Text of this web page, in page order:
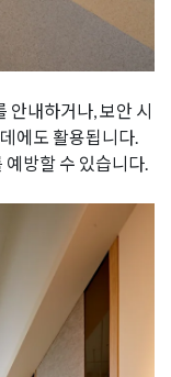
안내하거나, 보안 시
에도 활용됩니다.
예방할 수 있습니다.